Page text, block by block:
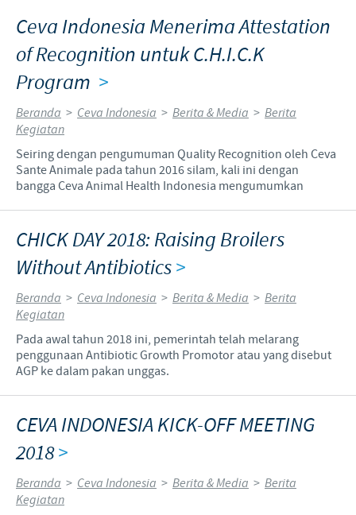
Ceva Indonesia Menerima Attestation
of Recognition untuk C.H.I.C.K
Program >
Beranda > Ceva Indonesia > Berita & Media > Berita
Kegiatan
Seiring dengan pengumuman Quality Recognition oleh Ceva
Sante Animale pada tahun 2016 silam, kali ini dengan
bangga Ceva Animal Health Indonesia mengumumkan
CHICK DAY 2018: Raising Broilers
Without Antibiotics>
Beranda > Ceva Indonesia > Berita & Media > Berita
Kegiatan
Pada awal tahun 2018 ini, pemerintah telah melarang
penggunaan Antibiotic Growth Promotor atau yang disebut
AGP ke dalam pakan unggas.
CEVA INDONESIA KICK-OFF MEETING
2018>
Beranda > Ceva Indonesia > Berita & Media > Berita
Kegiatan